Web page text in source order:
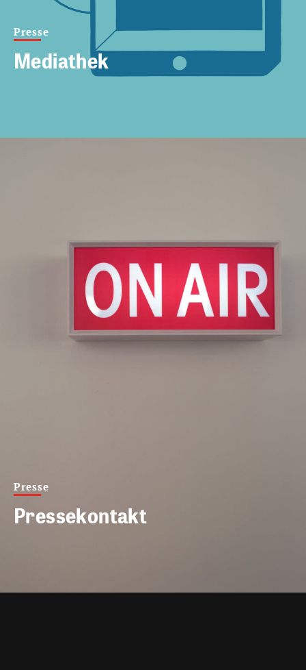
Presse
Mediathek
Presse
Pressekontakt